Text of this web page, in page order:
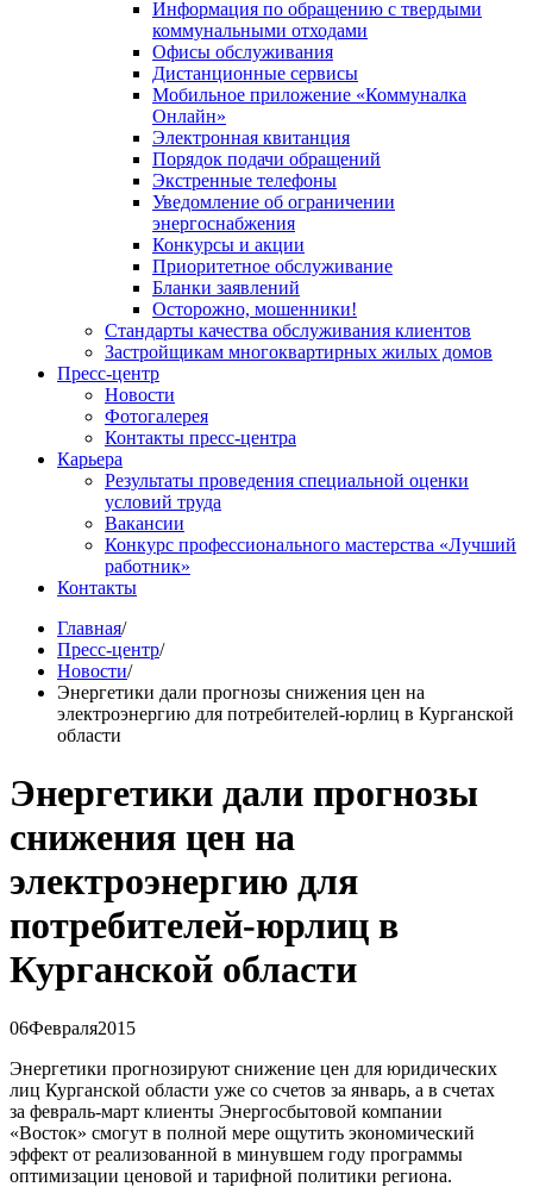
Информация по обращению с твердыми
коммунальными отходами
Офисы обслуживания
Дистанционные сервисы
Мобильное приложение «Коммуналка
Онлайн»
Электронная квитанция
Порядок подачи обращений
Экстренные телефоны
Уведомление об ограничении
энергоснабжения
Конкурсы и акции
Приоритетное обслуживание
Бланки заявлений
Осторожно, мошенники!
Стандарты качества обслуживания клиентов
Застройщикам многоквартирных жилых домов
Пресс-центр
Новости
Фотогалерея
Контакты пресс-центра
Карьера
Результаты проведения специальной оценки
условий труда
Вакансии
Конкурс профессионального мастерства «Лучший
работник»
Контакты
Главная/
Пресс-центр/
Новости/
Энергетики дали прогнозы снижения цен на
электроэнергию для потребителей-юрлиц в Курганской
области
Энергетики дали прогнозы
снижения цен на
электроэнергию для
потребителей-юрлиц в
Курганской области
06Февраля2015
Энергетики прогнозируют снижение цен для юридических
лиц Курганской области уже со счетов за январь, а в счетах
за февраль-март клиенты Энергосбытовой компании
«Восток» смогут в полной мере ощутить экономический
эффект от реализованной в минувшем году программы
оптимизации ценовой и тарифной политики региона.